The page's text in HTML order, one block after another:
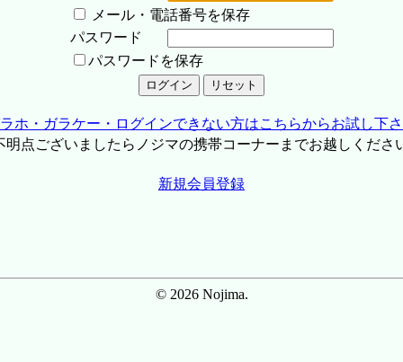
メール・電話番号を保存
パスワード
パスワードを保存
ホ・ガラケー・ログインできない方はこちらからお試し下
点ございましたらノジマの携帯コーナーまでお越しくださ
新規会員登録
© 2026 Nojima.